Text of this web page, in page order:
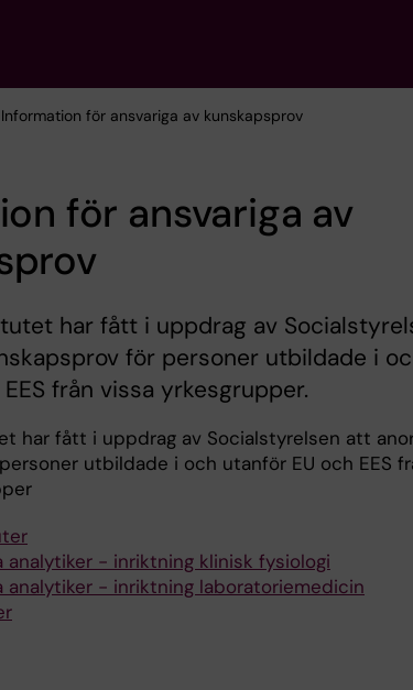
för ansvariga av kunskapsprov
för ansvariga av
har fått i uppdrag av
för personer utbildade i
från vissa yrkesgrupper.
har fått i uppdrag av Socialstyrelsen att
utbildade i och utanför EU och EES
analytiker - inriktning klinisk fysiologi
analytiker - inriktning laboratoriemedicin